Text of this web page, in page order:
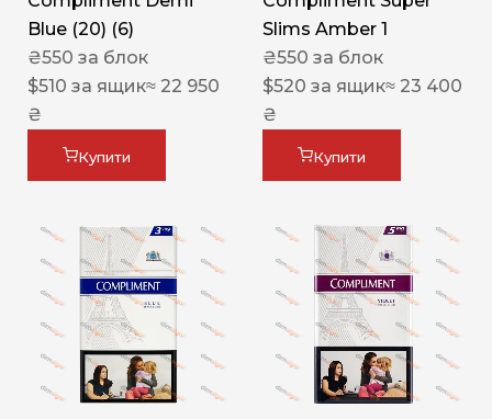
Blue (20) (6)
₴550 за блок
$510 за ящик≈ 22 950
₴
Купити
Slims Amber 1
₴550 за блок
$520 за ящик≈ 23 400
₴
Купити